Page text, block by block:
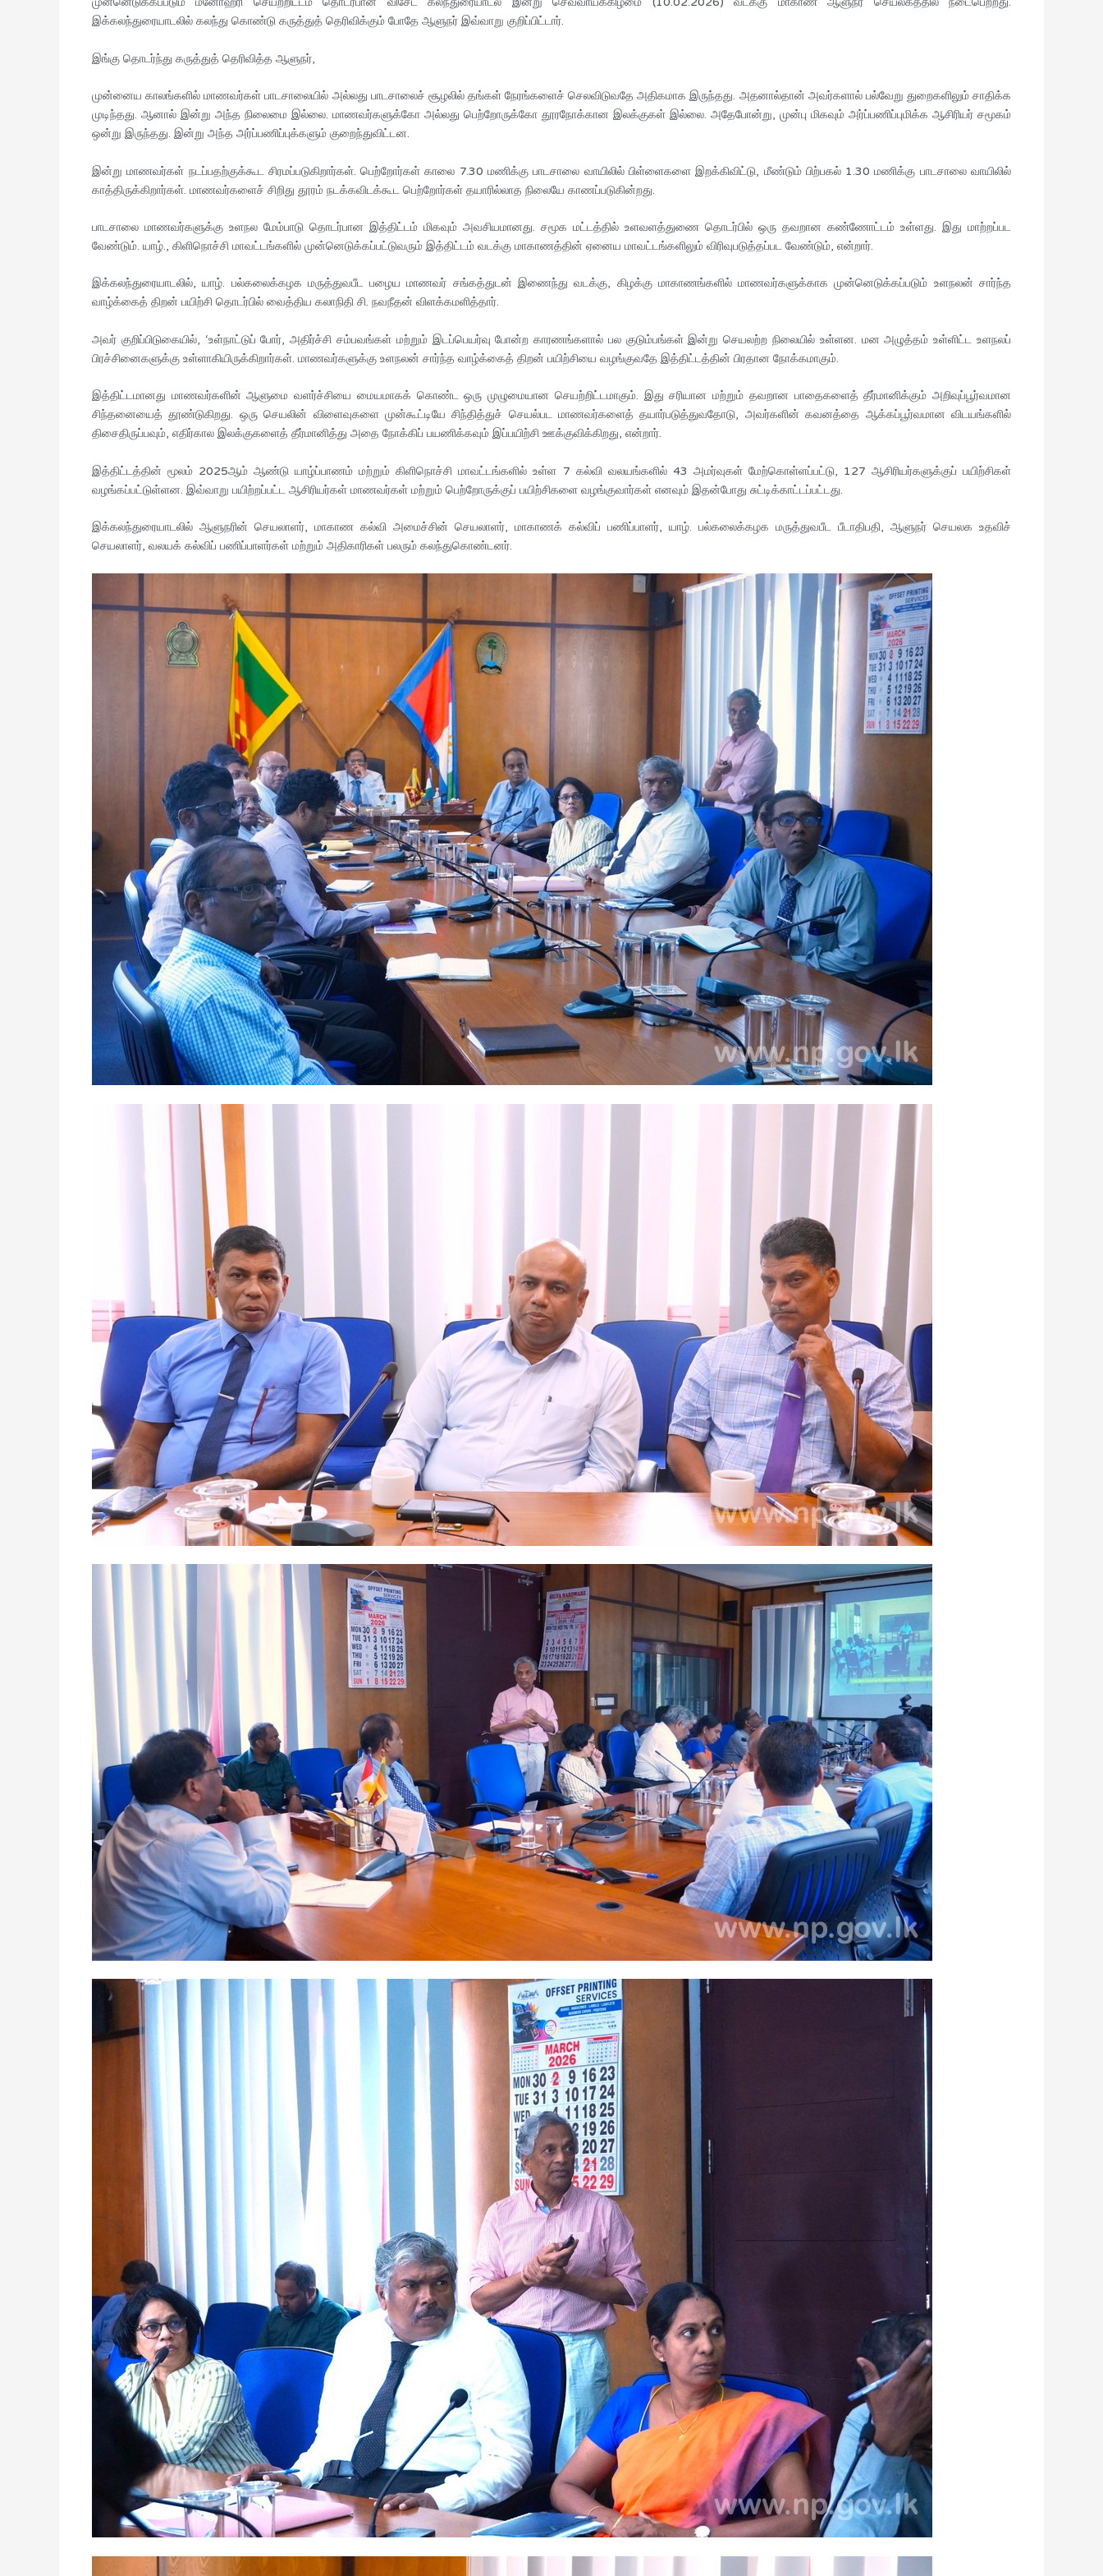
இக்கலந்துரையாடலில் கலந்து கொண்டு கருத்துத் தெரிவிக்கும் போதே ஆளுநர் இவ்வாறு குறிப்பிட்டார்.
இங்கு தொடர்ந்து கருத்துத் தெரிவித்த ஆளுநர்,
முன்னைய காலங்களில் மாணவர்கள் பாடசாலையில் அல்லது பாடசாலைச் சூழலில் தங்கள் நேரங்களைச் செலவிடுவதே அதிகமாக இருந்தது. அதனால்தான் அவர்களால் பல்வேறு துறைகளிலும் சாதிக்க
முடிந்தது. ஆனால் இன்று அந்த நிலைமை இல்லை. மாணவர்களுக்கோ அல்லது பெற்றோருக்கோ தூரநோக்கான இலக்குகள் இல்லை. அதேபோன்று, முன்பு மிகவும் அர்ப்பணிப்புமிக்க ஆசிரியர் சமூகம்
ஒன்று இருந்தது. இன்று அந்த அர்ப்பணிப்புக்களும் குறைந்துவிட்டன.
இன்று மாணவர்கள் நடப்பதற்குக்கூட சிரமப்படுகிறார்கள். பெற்றோர்கள் காலை 7.30 மணிக்கு பாடசாலை வாயிலில் பிள்ளைகளை இறக்கிவிட்டு, மீண்டும் பிற்பகல் 1.30 மணிக்கு பாடசாலை வாயிலில்
காத்திருக்கிறார்கள். மாணவர்களைச் சிறிது தூரம் நடக்கவிடக்கூட பெற்றோர்கள் தயாரில்லாத நிலையே காணப்படுகின்றது.
பாடசாலை மாணவர்களுக்கு உளநல மேம்பாடு தொடர்பான இத்திட்டம் மிகவும் அவசியமானது. சமூக மட்டத்தில் உளவளத்துணை தொடர்பில் ஒரு தவறான கண்ணோட்டம் உள்ளது. இது மாற்றப்பட
வேண்டும். யாழ்., கிளிநொச்சி மாவட்டங்களில் முன்னெடுக்கப்பட்டுவரும் இத்திட்டம் வடக்கு மாகாணத்தின் ஏனைய மாவட்டங்களிலும் விரிவுபடுத்தப்பட வேண்டும், என்றார்.
இக்கலந்துரையாடலில், யாழ். பல்கலைக்கழக மருத்துவபீட பழைய மாணவர் சங்கத்துடன் இணைந்து வடக்கு, கிழக்கு மாகாணங்களில் மாணவர்களுக்காக முன்னெடுக்கப்படும் உளநலன் சார்ந்த
வாழ்க்கைத் திறன் பயிற்சி தொடர்பில் வைத்திய கலாநிதி சி. நவநீதன் விளக்கமளித்தார்.
அவர் குறிப்பிடுகையில், ‘உள்நாட்டுப் போர், அதிர்ச்சி சம்பவங்கள் மற்றும் இடப்பெயர்வு போன்ற காரணங்களால் பல குடும்பங்கள் இன்று செயலற்ற நிலையில் உள்ளன. மன அழுத்தம் உள்ளிட்ட உளநலப்
பிரச்சினைகளுக்கு உள்ளாகியிருக்கிறார்கள். மாணவர்களுக்கு உளநலன் சார்ந்த வாழ்க்கைத் திறன் பயிற்சியை வழங்குவதே இத்திட்டத்தின் பிரதான நோக்கமாகும்.
இத்திட்டமானது மாணவர்களின் ஆளுமை வளர்ச்சியை மையமாகக் கொண்ட ஒரு முழுமையான செயற்றிட்டமாகும். இது சரியான மற்றும் தவறான பாதைகளைத் தீர்மானிக்கும் அறிவுப்பூர்வமான
சிந்தனையைத் தூண்டுகிறது. ஒரு செயலின் விளைவுகளை முன்கூட்டியே சிந்தித்துச் செயல்பட மாணவர்களைத் தயார்படுத்துவதோடு, அவர்களின் கவனத்தை ஆக்கப்பூர்வமான விடயங்களில்
திசைதிருப்பவும், எதிர்கால இலக்குகளைத் தீர்மானித்து அதை நோக்கிப் பயணிக்கவும் இப்பயிற்சி ஊக்குவிக்கிறது, என்றார்.
இத்திட்டத்தின் மூலம் 2025ஆம் ஆண்டு யாழ்ப்பாணம் மற்றும் கிளிநொச்சி மாவட்டங்களில் உள்ள 7 கல்வி வலயங்களில் 43 அமர்வுகள் மேற்கொள்ளப்பட்டு, 127 ஆசிரியர்களுக்குப் பயிற்சிகள்
வழங்கப்பட்டுள்ளன. இவ்வாறு பயிற்றப்பட்ட ஆசிரியர்கள் மாணவர்கள் மற்றும் பெற்றோருக்குப் பயிற்சிகளை வழங்குவார்கள் எனவும் இதன்போது சுட்டிக்காட்டப்பட்டது.
இக்கலந்துரையாடலில் ஆளுநரின் செயலாளர், மாகாண கல்வி அமைச்சின் செயலாளர், மாகாணக் கல்விப் பணிப்பாளர், யாழ். பல்கலைக்கழக மருத்துவபீட பீடாதிபதி, ஆளுநர் செயலக உதவிச்
செயலாளர், வலயக் கல்விப் பணிப்பாளர்கள் மற்றும் அதிகாரிகள் பலரும் கலந்துகொண்டனர்.